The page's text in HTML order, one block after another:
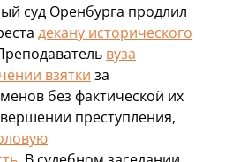
суд Оренбурга продлил
декану исторического
вуза
взятки за
без фактической их
преступления,